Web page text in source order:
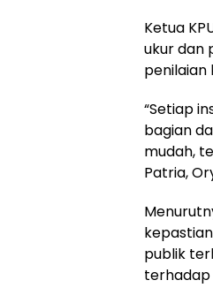
Ketua
ukur dan
penilaian
“Setiap
bagian
mudah,
Patria,
publik
terhadap